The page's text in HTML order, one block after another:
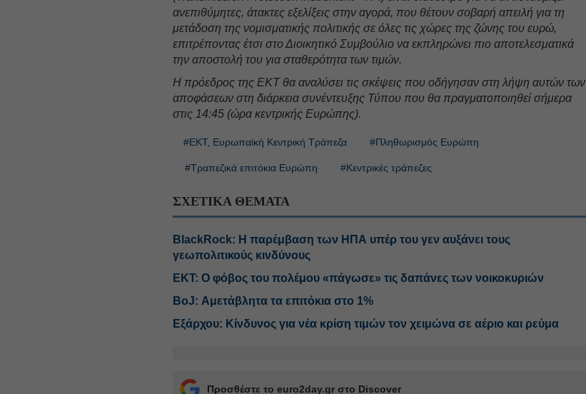
ανεπιθύμητες, άτακτες εξελίξεις στην αγορά, που θέτουν σοβαρή απειλή για τη
μετάδοση της νομισματικής πολιτικής σε όλες τις χώρες της ζώνης του ευρώ,
επιτρέποντας έτσι στο Διοικητικό Συμβούλιο να εκπληρώνει πιο αποτελεσματικά
την αποστολή του για σταθερότητα των τιμών.
Η πρόεδρος της ΕΚΤ θα αναλύσει τις σκέψεις που οδήγησαν στη λήψη αυτών των
αποφάσεων στη διάρκεια συνέντευξης Τύπου που θα πραγματοποιηθεί σήμερα
στις 14:45 (ώρα κεντρικής Ευρώπης).
#ΕΚΤ, Ευρωπαϊκή Κεντρική Τράπεζα #Πληθωρισμός Ευρώπη
#Τραπεζικά επιτόκια Ευρώπη #Κεντρικές τράπεζες
ΣΧΕΤΙΚΑ ΘΕΜΑΤΑ
BlackRock: Η παρέμβαση των ΗΠΑ υπέρ του γεν αυξάνει τους
γεωπολιτικούς κινδύνους
ΕΚΤ: Ο φόβος του πολέμου «πάγωσε» τις δαπάνες των νοικοκυριών
BoJ: Αμετάβλητα τα επιτόκια στο 1%
Εξάρχου: Κίνδυνος για νέα κρίση τιμών τον χειμώνα σε αέριο και ρεύμα
Προσθέστε το euro2day.gr στο Discover